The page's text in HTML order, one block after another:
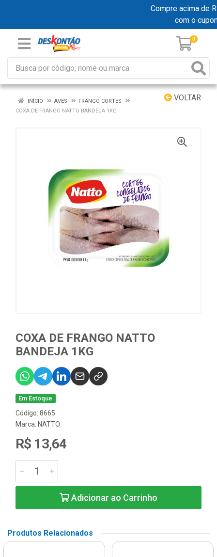
Compre acima de
com o
0
VOLTAR
INÍCIO AVES
FRANGO CORTES
COXA DE FRANGO NATTO BANDEJA 1KG
COXA DE FRANGO NATTO
BANDEJA 1KG
Em Estoque
Código: 8665
Marca: NATTO
R$ 13,64
Adicionar ao Carrinho
Produtos Relacionados